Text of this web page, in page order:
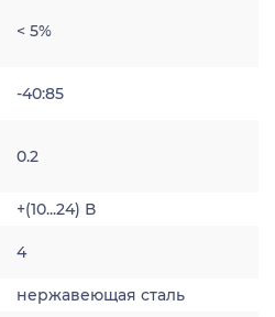
< 5%
-40:85
0.2
+(10...24) В
4
нержавеющая сталь